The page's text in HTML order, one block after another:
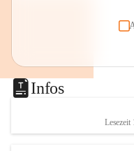
Infos
Lesezeit